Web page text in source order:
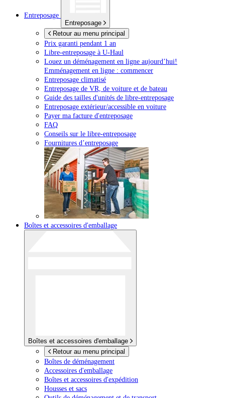
Entreposage
Entreposage
Retour au menu principal
Prix garanti pendant 1 an
Libre-entreposage à U-Haul
Louez un déménagement en ligne aujourd’hui!
Emménagement en ligne : commencer
Entreposage climatisé
Entreposage de VR, de voiture et de bateau
Guide des tailles d'unités de libre-entreposage
Entreposage extérieur/accessible en voiture
Payer ma facture d'entreposage
FAQ
Conseils sur le libre-entreposage
Fournitures d’entreposage
Boîtes et accessoires d'emballage
Boîtes et accessoires d'emballage
Retour au menu principal
Boîtes de déménagement
Accessoires d'emballage
Boîtes et accessoires d'expédition
Housses et sacs